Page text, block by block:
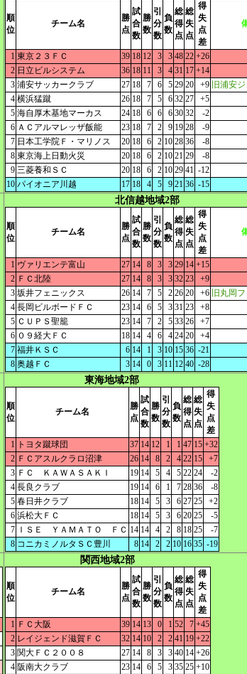
順
位
チーム名
勝
点
試
合
数
勝
数
引
分
数
負
数
総
得
点
総
失
点
得
失
点
差
1 東京２３ＦＣ 39 18 12 3 3 48 22 +26
2 日立ビルシステム 36 18 11 3 4 31 17 +14
3 浦安サッカークラブ 27 18 7 6 5 29 20 +9
旧浦安
4 横浜猛蹴 26 18 7 5 6 32 27
+5
5 海自厚木基地マーカス 24 18 6 6 6 30 32
-2
6 ＡＣアルマレッザ飯能 23 18 7 2 9 19 28
-9
7 日本工学院Ｆ・マリノス 20 18 6 2 10 28 36
-8
8 東京海上日動火災 20 18 6 2 10 21 29
-8
9 三菱養和ＳＣ 20 18 6 2 10 29 41 -12
10 パイオニア川越 17 18 4 5 9 21 36 -15
北信越地域2部
順
位
チーム名
勝
点
試
合
数
勝
数
引
分
数
負
数
総
得
点
総
失
点
得
失
点
差
1 ヴァリエンテ富山 27 14 8 3 3 29 14 +15
2 ＦＣ北陸 27 14 8 3 3 32 23
+9
3 坂井フェニックス 26 14 7 5 2 26 20 +6
旧丸岡
4 長岡ビルボードＦＣ 23 14 6 5 3 31 23
+8
5 ＣＵＰＳ聖籠 23 14 7 2 5 33 26
+7
6 ０９経大ＦＣ 18 14 4 6 4 24 20
+4
7 福井ＫＳＣ 6 14 1 3 10 15 36 -21
8 奥越ＦＣ 3 14 0 3 11 12 40 -28
東海地域2部
順
位
チーム名
勝
点
試
合
数
勝
数
引
分
数
負
数
総
得
点
総
失
点
得
失
点
差
1 トヨタ蹴球団 37 14 12 1 1 47 15 +32
2 ＦＣアスルクラロ沼津 26 14 8 2 4 22 15
+7
3 ＦＣ ＫＡＷＡＳＡＫＩ 19 14 5 4 5 22 24
-2
4 長良クラブ 19 14 6 1 7 28 36
-8
5 春日井クラブ 18 14 5 3 6 27 25
+2
6 浜松大ＦＣ 18 14 5 3 6 20 25
-5
7
ＩＳＥ ＹＡＭＡＴＯ ＦＣ 14 14 4 2 8 18 25
-7
8 コニカミノルタＳＣ豊川 8 14 2 2 10 16 35 -19
関西地域2部
順
位
チーム名
勝
点
試
合
数
勝
数
引
分
数
負
数
総
得
点
総
失
点
得
失
点
差
1 ＦＣ大阪 39 14 13 0 1 52 7 +45
2 レイジェンド滋賀ＦＣ 32 14 10 2 2 41 19 +22
3 関大ＦＣ２００８ 27 14 8 3 3 40 14 +26
4 阪南大クラブ 23 14 6 5 3 35 25 +10